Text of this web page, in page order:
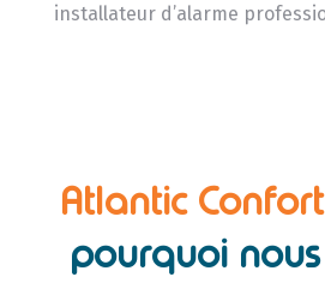
installateur d’alarme
Atlantic
pourquoi